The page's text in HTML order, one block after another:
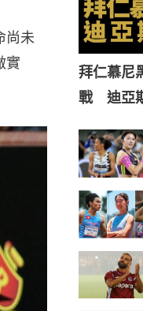
尚未
實
拜仁慕尼
戰 迪亞